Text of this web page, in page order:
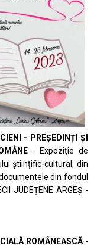
- PREȘEDINȚI ȘI
- Expoziție de
științific-cultural, din
din fondul
JUDEȚENE ARGEȘ -
ROMÂNEASCĂ -